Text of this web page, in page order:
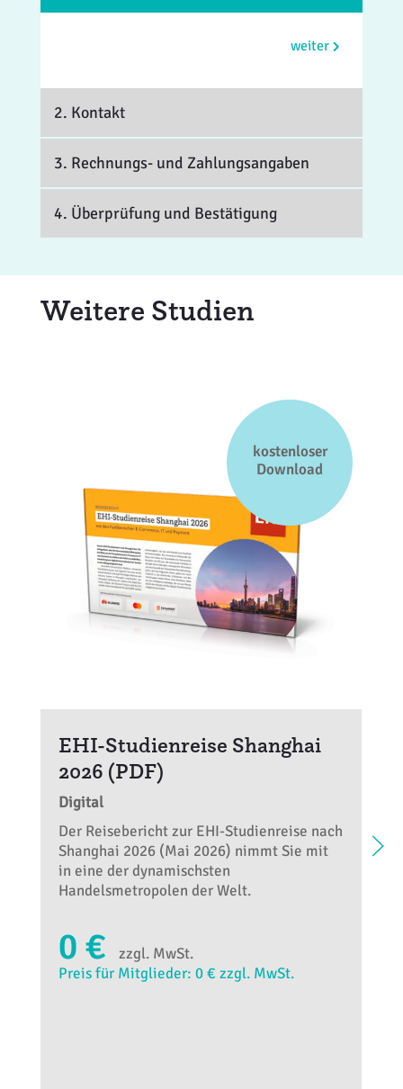
weiter
2. Kontakt
3. Rechnungs- und Zahlungsangaben
4. Überprüfung und Bestätigung
Weitere Studien
kostenloser
Download
EHI-Studienreise Shanghai
2026 (PDF)
Digital
Der Reisebericht zur EHI-Studienreise nach
Shanghai 2026 (Mai 2026) nimmt Sie mit
in eine der dynamischsten
Handelsmetropolen der Welt.
0 €
zzgl. MwSt.
Preis für Mitglieder: 0 € zzgl. MwSt.